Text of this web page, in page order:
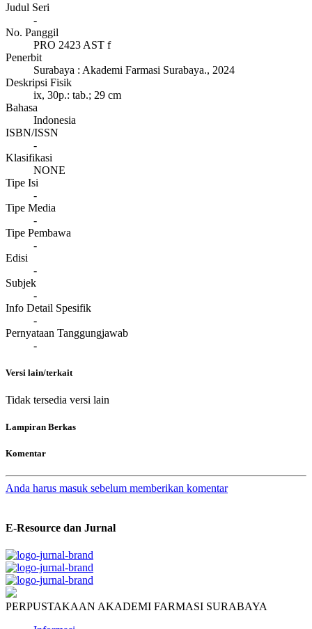
Judul Seri
-
No. Panggil
PRO 2423 AST f
Penerbit
Surabaya : Akademi Farmasi Surabaya., 2024
Deskripsi Fisik
ix, 30p.: tab.; 29 cm
Bahasa
Indonesia
ISBN/ISSN
-
Klasifikasi
NONE
Tipe Isi
-
Tipe Media
-
Tipe Pembawa
-
Edisi
-
Subjek
-
Info Detail Spesifik
-
Pernyataan Tanggungjawab
-
Versi lain/terkait
Tidak tersedia versi lain
Lampiran Berkas
Komentar
Anda harus masuk sebelum memberikan komentar
E-Resource dan Jurnal
PERPUSTAKAAN AKADEMI FARMASI SURABAYA